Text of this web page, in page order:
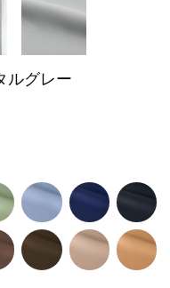
ルグレー